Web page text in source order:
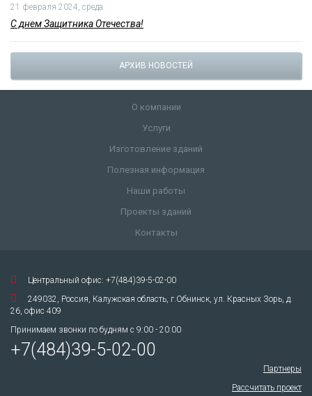
21 февраля 2024, среда
С днем Защитника Отечества!
АРХИВ НОВОСТЕЙ
О компании
Услуги
Изготовление зданий
Полезная информация
Наши работы
Проекты зданий
Контакты
Центральный офис: +7(484)39-5-02-00
249032, Россия, Калужская область, г.Обнинск, ул. Красных Зорь, д.
26, офис 409
Принимаем звонки по будням с 9:00 - 20:00
+7(484)39-5-02-00
Партнеры
Рассчитать проект